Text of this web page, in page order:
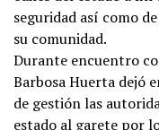
seguridad así como
su comunidad.
Durante encuentro
Barbosa Huerta dejó
de gestión las
estado al garete por